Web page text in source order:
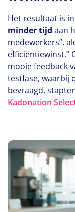
Het resultaat is
minder tijd aan
medewerkers”,
efficiëntiewinst.”
mooie feedback
testfase, waarbij
bevraagd,
Kadonation